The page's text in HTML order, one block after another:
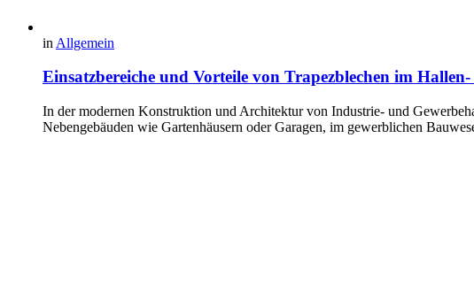
in Allgemein
Einsatzbereiche und Vorteile von Trapezblechen im
In der modernen Konstruktion und Architektur von Industrie- und
Nebengebäuden wie Gartenhäusern oder Garagen, im gewerblichen